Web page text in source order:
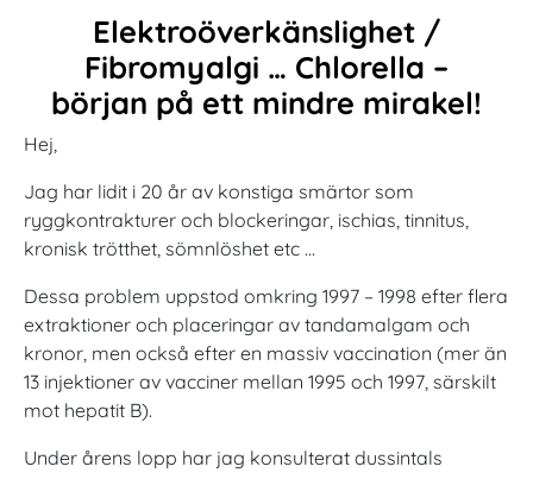
Elektroöverkänslighet /
Fibromyalgi … Chlorella –
början på ett mindre mirakel!
Hej,
Jag har lidit i 20 år av konstiga smärtor som
ryggkontrakturer och blockeringar, ischias, tinnitus,
kronisk trötthet, sömnlöshet etc …
Dessa problem uppstod omkring 1997 – 1998 efter flera
extraktioner och placeringar av tandamalgam och
kronor, men också efter en massiv vaccination (mer än
13 injektioner av vacciner mellan 1995 och 1997, särskilt
mot hepatit B).
Under årens lopp har jag konsulterat dussintals